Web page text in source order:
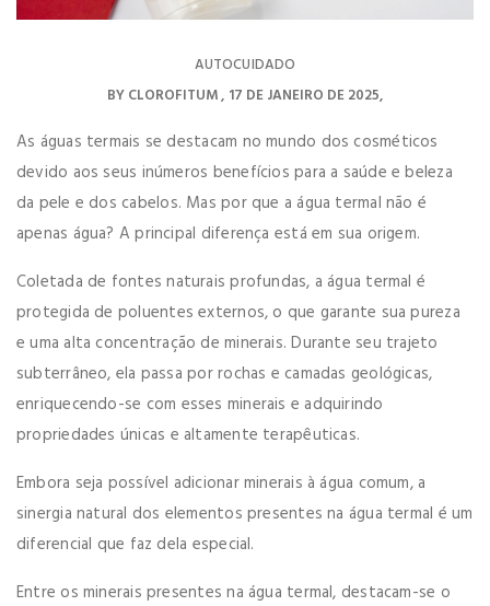
AUTOCUIDADO
BYCLOROFITUM 17 DE JANEIRO DE 2025
As águas termais se destacam no mundo dos cosméticos
devido aos seus inúmeros benefícios para a saúde e beleza
da pele e dos cabelos. Mas por que a água termal não é
apenas água? A principal diferença está em sua origem.
Coletada de fontes naturais profundas, a água termal é
protegida de poluentes externos, o que garante sua pureza
e uma alta concentração de minerais. Durante seu trajeto
subterrâneo, ela passa por rochas e camadas geológicas,
enriquecendo-se com esses minerais e adquirindo
propriedades únicas e altamente terapêuticas.
Embora seja possível adicionar minerais à água comum, a
sinergia natural dos elementos presentes na água termal é um
diferencial que faz dela especial.
Entre os minerais presentes na água termal, destacam-se o